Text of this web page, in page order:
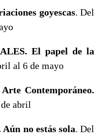
goyescas. Del
El papel de la
al 6 de mayo
Contemporáneo.
abril
no estás sola. Del